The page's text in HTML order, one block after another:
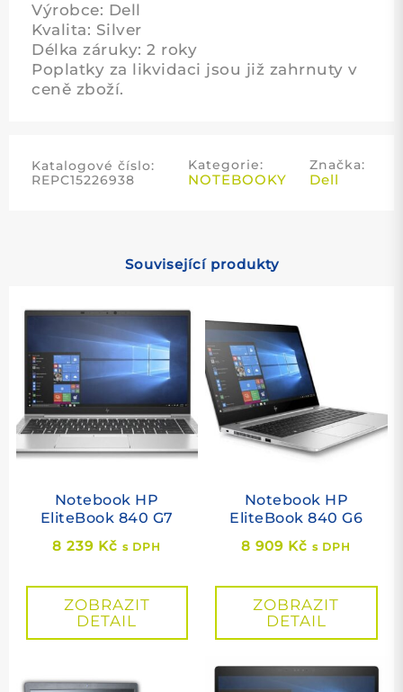
Výrobce: Dell
Kvalita: Silver
Délka záruky: 2 roky
Poplatky za likvidaci jsou již zahrnuty v
ceně zboží.
Katalogové číslo:
REPC15226938
Kategorie:
NOTEBOOKY
Značka:
Dell
Související produkty
Notebook HP
EliteBook 840 G7
8 239 Kč s DPH
ZOBRAZIT
DETAIL
Notebook HP
EliteBook 840 G6
8 909 Kč s DPH
ZOBRAZIT
DETAIL